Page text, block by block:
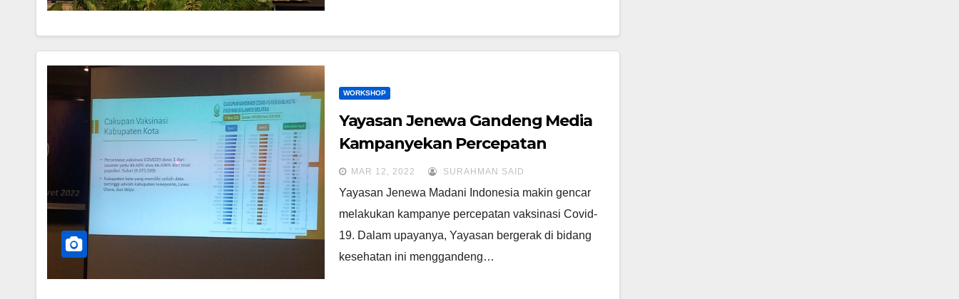
WORKSHOP
Yayasan Jenewa Gandeng Media
Kampanyekan Percepatan
Vaksinasi Covid-19
MAR 12, 2022 SURAHMAN SAID
Yayasan Jenewa Madani Indonesia makin gencar
melakukan kampanye percepatan vaksinasi Covid-
19. Dalam upayanya, Yayasan bergerak di bidang
kesehatan ini menggandeng…